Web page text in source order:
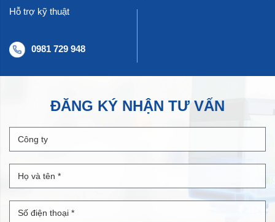
Hỗ trợ kỹ thuật
0981 729 948
ĐĂNG KÝ NHẬN TƯ VẤN